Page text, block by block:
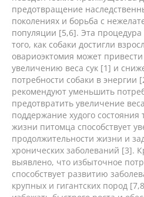
предотвращение
поколениях и борьба с
популяции [5,6]. Эта
того, как собаки достигли
овариоэктомия может
увеличению веса сук [1] и
потребности собаки в энергии
рекомендуют уменьшить
предотвратить увеличение
поддержание худого
жизни питомца способствует
продолжительности жизни и
хронических заболеваний [3].
выявлено, что избыточное
способствует развитию
крупных и гигантских пород